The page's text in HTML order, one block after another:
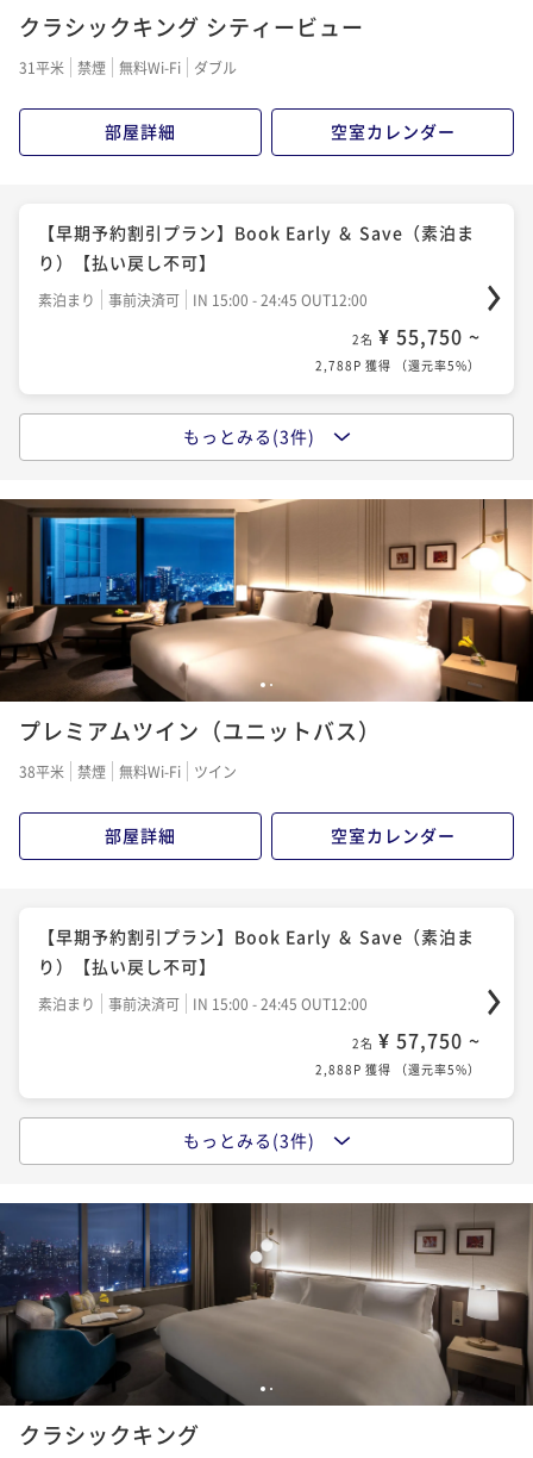
朝食付き 事前決済可 IN 15:00 - 24:45 OUT11:00
朝食付き 現地決済可 事前決済可 IN 15:00 - 25:00 OUT12:00
3,440P 獲得
クラシックキング シティービュー
31平米 禁煙 無料Wi-Fi ダブル
部屋詳細 空室カレンダー
【早期予約割引プラン】Book Early ＆ Save（素泊ま
り）【払い戻し不可】
素泊まり 事前決済可 IN 15:00 - 24:45 OUT12:00
2名 ¥ 55,750 ~
2,788P 獲得 （還元率5%）
ベストフレキシブルレート（素泊まり）- 品川上空で愉
素泊まり 現地決済可 事前決済可 IN 15:00 - 25:00 OUT12:00
¥ 64,000 ~
3,200P 獲得 （還元率5%
【早期予約割引プラン】Book Early ＆ Save（朝食つ
き）【払い戻し不可】
朝食付き 事前決済可 IN 15:00 - 24:45 OUT11:00
朝食付き 現地決済可 事前決済可 IN 15:00 - 25:00 OUT12:00
3,640P 獲得
もっとみる(3件)
1 2
プレミアムツイン（ユニットバス）
38平米 禁煙 無料Wi-Fi ツイン
部屋詳細 空室カレンダー
【早期予約割引プラン】Book Early ＆ Save（素泊ま
り）【払い戻し不可】
素泊まり 事前決済可 IN 15:00 - 24:45 OUT12:00
2名 ¥ 57,750 ~
2,888P 獲得 （還元率5%）
ベストフレキシブルレート（素泊まり）- 品川上空で愉
2名 ¥ 66,000 ~
3,300P 獲得 （還元率5%）
【早期予約割引プラン】Book Early ＆ Save（朝食つ
き）【払い戻し不可】
朝食付き 事前決済可 IN 15:00 - 24:45 OUT11:00
もっとみる(3件)
1 2
クラシックキング